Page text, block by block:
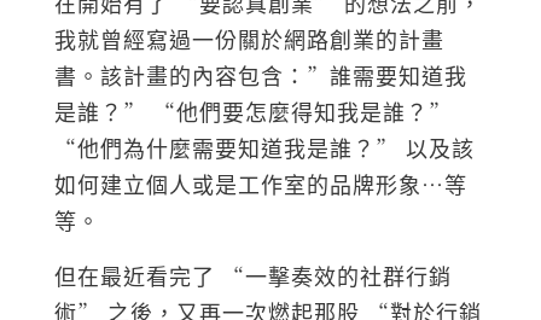
我就曾經寫過一份關於網路創業的計畫
書。該計畫的內容包含：”誰需要知道我
是誰？” “他們要怎麼得知我是誰？”
“他們為什麼需要知道我是誰？” 以及該
如何建立個人或是工作室的品牌形象…等
等。
但在最近看完了 “一擊奏效的社群行銷
術” 之後，又再一次燃起那股 “對於行銷